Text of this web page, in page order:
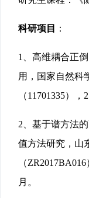
科研项目 ：
1、高维耦合正
用，国家自然科
（11701335）
2、基于谱方法
值方法研究，山
（
月。